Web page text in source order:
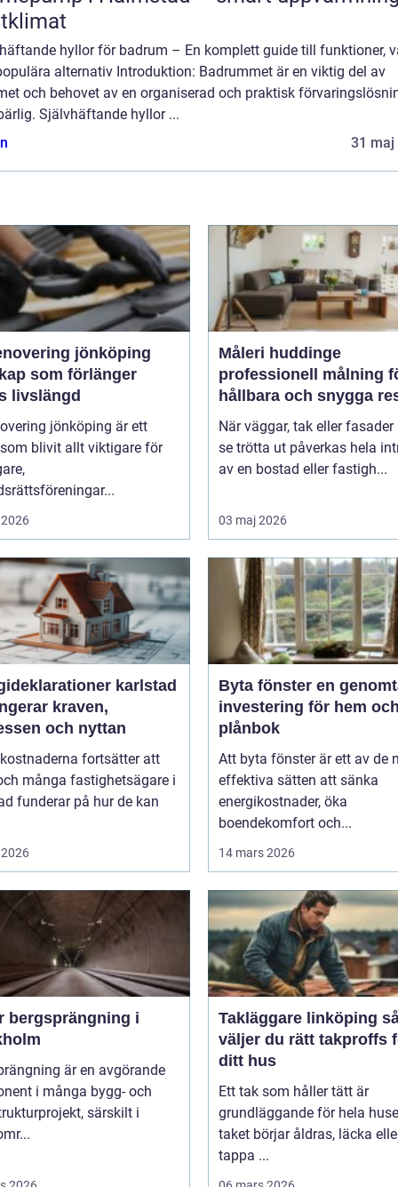
hyllor för badrum – En komplett guide till funktioner,
alternativ Introduktion: Badrummet är en viktig del av
och behovet av en organiserad och praktisk
Självhäftande hyllor ...
31 maj
jönköping
som förlänger
livslängd
jönköping är ett
blivit allt viktigare för
Måleri huddinge
professionell målning
hållbara och snygga
När väggar, tak eller fasader
se trötta ut påverkas hela
av en bostad eller fastigh...
03 maj 2026
karlstad
kraven,
och nyttan
fortsätter att
många fastighetsägare i
funderar på hur de kan
Byta fönster en genomtänkt
investering för hem
plånbok
Att byta fönster är ett av de
effektiva sätten att sänka
energikostnader, öka
boendekomfort och...
14 mars 2026
bergsprängning i
är en avgörande
i många bygg- och
särskilt i
Takläggare linköping så
väljer du rätt takproffs
ditt hus
Ett tak som håller tätt är
grundläggande för hela
taket börjar åldras, läcka
tappa ...